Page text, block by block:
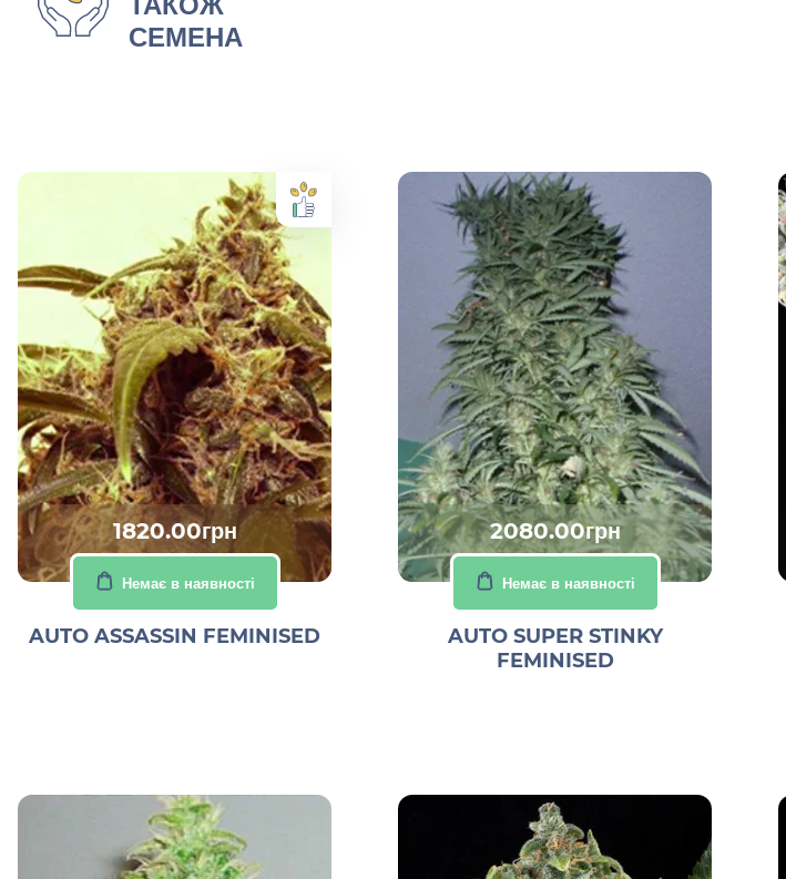
СЕМЕНА
1820.00грн
Немає в наявності
AUTO ASSASSIN FEMINISED
2080.00грн
Немає в наявності
AUTO SUPER STINKY
FEMINISED